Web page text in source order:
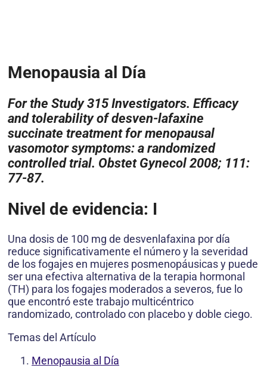
Menopausia al Día
For the Study 315 Investigators. Efficacy
and tolerability of desven-lafaxine
succinate treatment for menopausal
vasomotor symptoms: a randomized
controlled trial. Obstet Gynecol 2008; 111:
77-87.
Nivel de evidencia: I
Una dosis de 100 mg de desvenlafaxina por día
reduce significativamente el número y la severidad
de los fogajes en mujeres posmenopáusicas y puede
ser una efectiva alternativa de la terapia hormonal
(TH) para los fogajes moderados a severos, fue lo
que encontró este trabajo multicéntrico
randomizado, controlado con placebo y doble ciego.
Temas del Artículo
Menopausia al Día